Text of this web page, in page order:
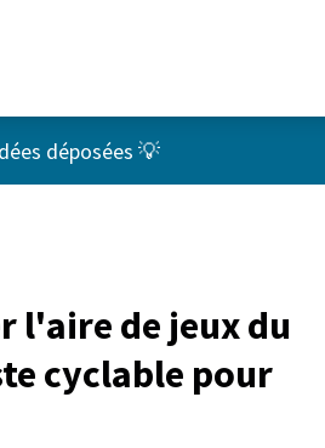
déposées 💡
l'aire de jeux du
cyclable pour